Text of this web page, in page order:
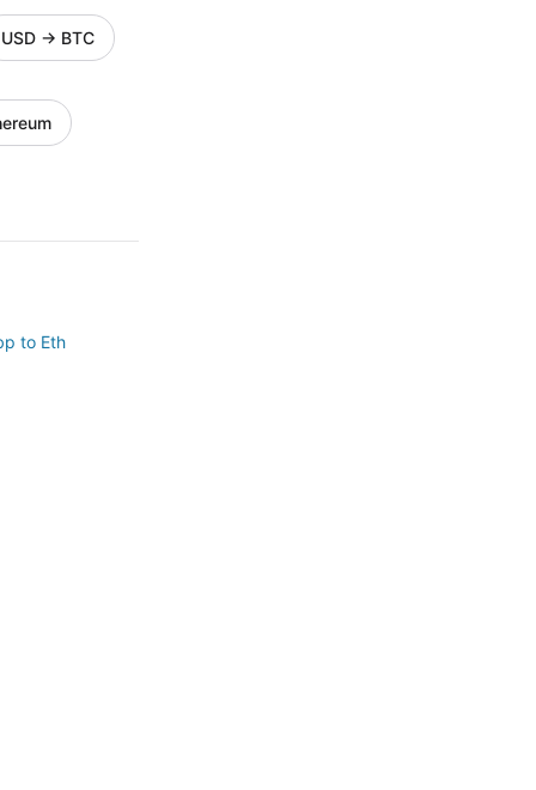
USD → BTC
to Eth